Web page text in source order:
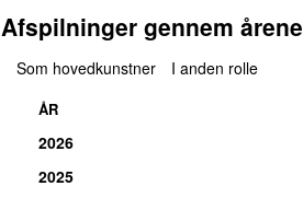
Afspilninger gennem årene
Som hovedkunstner I anden rolle
ÅR
2026
2025